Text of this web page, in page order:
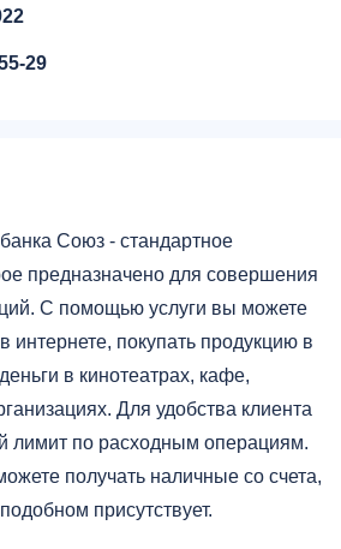
29
Союз - стандартное
предназначено для совершения
С помощью услуги вы можете
интернете, покупать продукцию в
в кинотеатрах, кафе,
Для удобства клиента
лимит по расходным операциям.
получать наличные со счета,
присутствует.